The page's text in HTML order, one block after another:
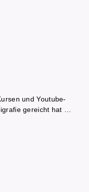
und Youtube-
gereicht hat …